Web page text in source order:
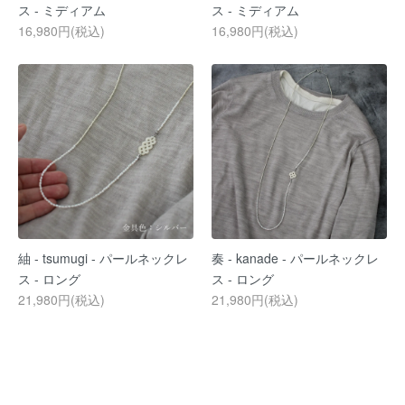
ス - ミディアム
16,980円(税込)
ス - ミディアム
16,980円(税込)
紬 - tsumugi - パールネックレ
ス - ロング
21,980円(税込)
奏 - kanade - パールネックレ
ス - ロング
21,980円(税込)